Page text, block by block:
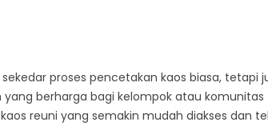
proses pencetakan kaos biasa, tetapi
yang berharga bagi kelompok atau
reuni yang semakin mudah diakses dan